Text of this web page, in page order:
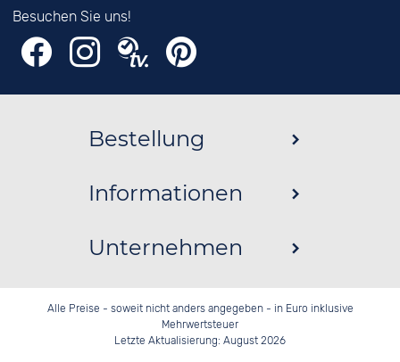
Besuchen Sie uns!
Bestellung
Informationen
Unternehmen
Alle Preise - soweit nicht anders angegeben - in Euro inklusive
Mehrwertsteuer
Letzte Aktualisierung: August 2026